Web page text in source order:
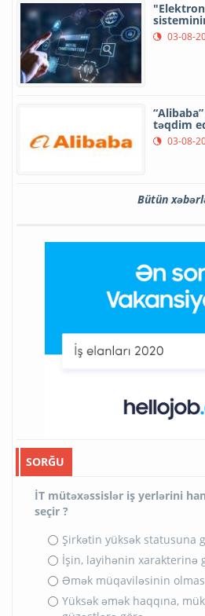
03-08-
təqdim
03-08-
Bütün
SORĞU
İT mütəxəssislər iş yerlərini
seçir ?
Şirkətin yüksək statusuna
İşin, layihənin xarakterinə
Əmək müqaviləsinin
Yüksək əmək haqqına,